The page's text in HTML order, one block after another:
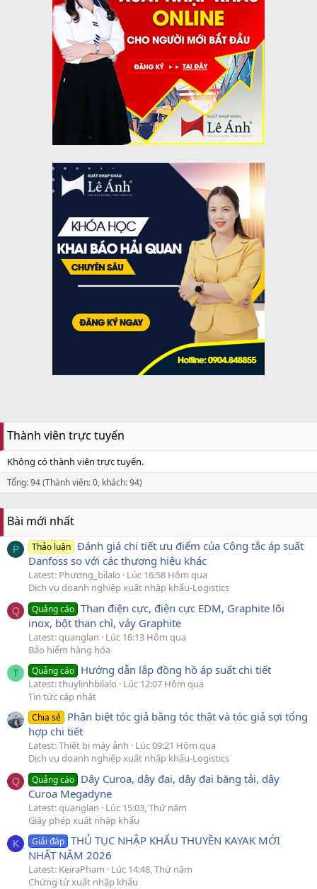
Thành viên trực tuyến
Không có thành viên trực tuyến.
Tổng: 94 (Thành viên: 0, khách: 94)
Bài mới nhất
P Thảo luận Đánh giá chi tiết ưu điểm của Công tắc áp suất
Danfoss so với các thương hiệu khác
Latest: Phương_bilalo
Lúc 16:58 Hôm qua
Dịch vụ doanh nghiệp xuất nhập khẩu-Logistics
Q Quảng cáo Than điện cực, điện cực EDM, Graphite lõi
inox, bột than chì, vảy Graphite
Latest: quanglan
Lúc 16:13 Hôm qua
Bảo hiểm hàng hóa
T Quảng cáo Hướng dẫn lắp đồng hồ áp suất chi tiết
Latest: thuylinhbilalo
Lúc 12:07 Hôm qua
Tin tức cập nhật
Chia sẻ Phân biệt tóc giả bằng tóc thật và tóc giả sợi tổng
hợp chi tiết
Latest: Thiết bị máy ảnh
Lúc 09:21 Hôm qua
Dịch vụ doanh nghiệp xuất nhập khẩu-Logistics
Q Quảng cáo Dây Curoa, dây đai, dây đai băng tải, dây
Curoa Megadyne
Latest: quanglan
Lúc 15:03, Thứ năm
Giấy phép xuất nhập khẩu
K Giải đáp THỦ TỤC NHẬP KHẨU THUYỀN KAYAK MỚI
NHẤT NĂM 2026
Latest: KeiraPham
Lúc 14:48, Thứ năm
Chứng từ xuất nhập khẩu